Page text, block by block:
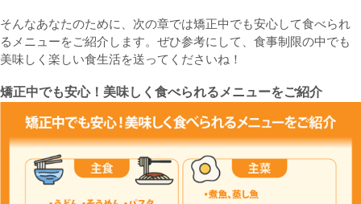
そんなあなたのために、次の章では矯正中でも安心して食べられ
るメニューをご紹介します。ぜひ参考にして、食事制限の中でも
美味しく楽しい食生活を送ってくださいね！
矯正中でも安心！美味しく食べられるメニューをご紹介